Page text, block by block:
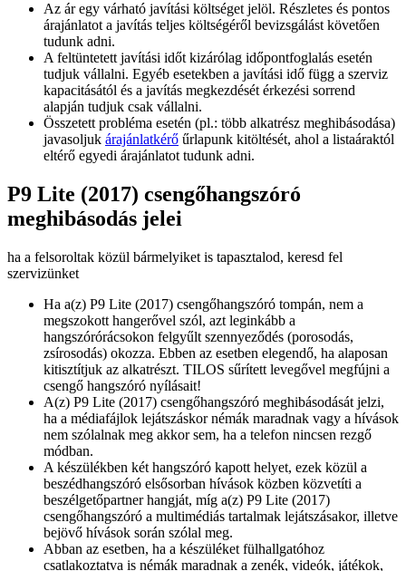
Az ár egy várható javítási költséget jelöl. Részletes és pontos
árajánlatot a javítás teljes költségéről bevizsgálást követően
tudunk adni.
A feltüntetett javítási időt kizárólag időpontfoglalás esetén
tudjuk vállalni. Egyéb esetekben a javítási idő függ a szerviz
kapacitásától és a javítás megkezdését érkezési sorrend
alapján tudjuk csak vállalni.
Összetett probléma esetén (pl.: több alkatrész meghibásodása)
javasoljuk árajánlatkérő űrlapunk kitöltését, ahol a listaáraktól
eltérő egyedi árajánlatot tudunk adni.
P9 Lite (2017) csengőhangszóró
meghibásodás jelei
ha a felsoroltak közül bármelyiket is tapasztalod, keresd fel
szervizünket
Ha a(z) P9 Lite (2017) csengőhangszóró tompán, nem a
megszokott hangerővel szól, azt leginkább a
hangszórórácsokon felgyűlt szennyeződés (porosodás,
zsírosodás) okozza. Ebben az esetben elegendő, ha alaposan
kitisztítjuk az alkatrészt. TILOS sűrített levegővel megfújni a
csengő hangszóró nyílásait!
A(z) P9 Lite (2017) csengőhangszóró meghibásodását jelzi,
ha a médiafájlok lejátszáskor némák maradnak vagy a hívások
nem szólalnak meg akkor sem, ha a telefon nincsen rezgő
módban.
A készülékben két hangszóró kapott helyet, ezek közül a
beszédhangszóró elsősorban hívások közben közvetíti a
beszélgetőpartner hangját, míg a(z) P9 Lite (2017)
csengőhangszóró a multimédiás tartalmak lejátszásakor, illetve
bejövő hívások során szólal meg.
Abban az esetben, ha a készüléket fülhallgatóhoz
csatlakoztatva is némák maradnak a zenék, videók, játékok,